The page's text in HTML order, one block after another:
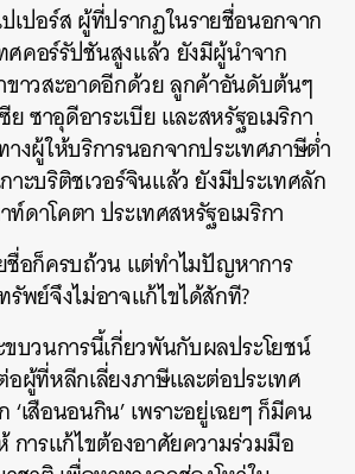
เปอร์ส ผู้ที่ปรากฏในรายชื่อนอกจาก
ศคอร์รัปชันสูงแล้ว ยังมีผู้นำจาก
ขาวสะอาดอีกด้วย ลูกค้าอันดับต้นๆ
ย ซาอุดีอาระเบีย และสหรัฐอเมริกา
งผู้ให้บริการนอกจากประเทศภาษีต่ำ
ะบริติชเวอร์จินแล้ว ยังมีประเทศลัก
ท์ดาโคตา ประเทศสหรัฐอเมริกา
ชื่อก็ครบถ้วน แต่ทำไมปัญหาการ
พย์จึงไม่อาจแก้ไขได้สักที?
ขบวนการนี้เกี่ยวพันกับผลประโยชน์
ผู้ที่หลีกเลี่ยงภาษีและต่อประเทศ
เสือนอนกิน’ เพราะอยู่เฉยๆ ก็มีคน
การแก้ไขต้องอาศัยความร่วมมือ